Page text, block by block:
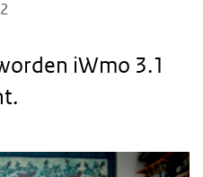
iWmo 3.1